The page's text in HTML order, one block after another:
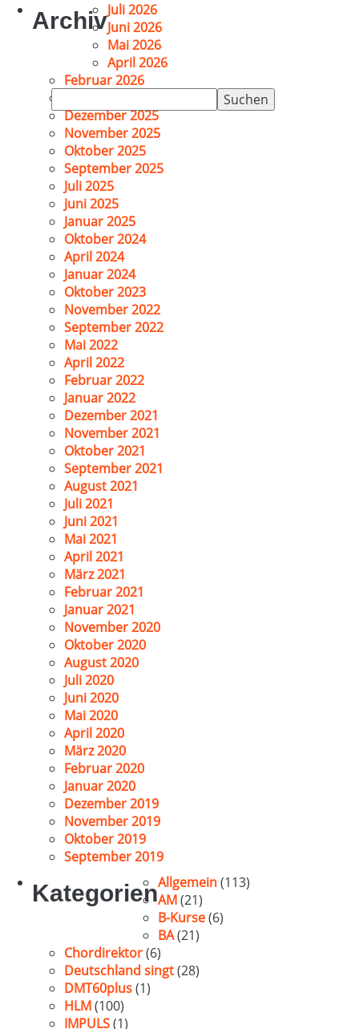
Suchen
nach:
ArchivJuli 2026
Juni 2026
Mai 2026
April 2026
Februar 2026
Dezember 2025
November 2025
Oktober 2025
September 2025
Juli 2025
Juni 2025
Januar 2025
Oktober 2024
April 2024
Januar 2024
Oktober 2023
November 2022
September 2022
Mai 2022
April 2022
Februar 2022
Januar 2022
Dezember 2021
November 2021
Oktober 2021
September 2021
August 2021
Juli 2021
Juni 2021
Mai 2021
April 2021
März 2021
Februar 2021
Januar 2021
November 2020
Oktober 2020
August 2020
Juli 2020
Juni 2020
Mai 2020
April 2020
März 2020
Februar 2020
Januar 2020
Dezember 2019
November 2019
Oktober 2019
September 2019
KategorienAllgemein(113)
AM(21)
B-Kurse(6)
BA(21)
Chordirektor(6)
Deutschland singt(28)
DMT60plus(1)
HLM(100)
IMPULS(1)